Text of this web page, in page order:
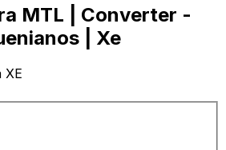
MTL | Converter -
| Xe
XE